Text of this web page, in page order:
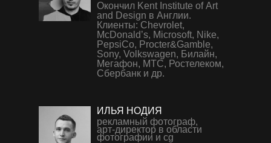
Окончил Kent Institute of Art
and Design в Англии.
Клиенты: Chevrolet,
McDonald’s, Microsoft, Nike,
PepsiCo, Procter&Gamble,
Sony, Volkswagen, Билайн,
Мегафон, МТС, Ростелеком,
Сбербанк и др.
ИЛЬЯ НОДИЯ
рекламный фотограф,
арт-директор в области
фотографии и cg